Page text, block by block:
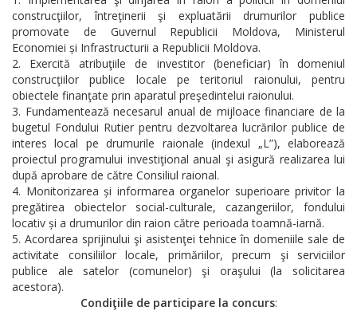
construcţiilor, întreţinerii şi expluatării drumurilor publice
promovate de Guvernul Republicii Moldova, Ministerul
Economiei și Infrastructurii a Republicii Moldova.
Exercită atribuţiile de investitor (beneficiar) în domeniul
construcţiilor publice locale pe teritoriul raionului, pentru
obiectele finanţate prin aparatul preşedintelui raionului.
Fundamentează necesarul anual de mijloace financiare de la
bugetul Fondului Rutier pentru dezvoltarea lucrărilor publice de
interes local pe drumurile raionale (indexul „L”), elaborează
proiectul programului investiţional anual şi asigură realizarea lui
după aprobare de către Consiliul raional.
Monitorizarea și informarea organelor superioare privitor la
pregătirea obiectelor social-culturale, cazangeriilor, fondului
locativ și a drumurilor din raion către perioada toamnă-iarnă.
Acordarea sprijinului şi asistenţei tehnice în domeniile sale de
activitate consiliilor locale, primăriilor, precum şi serviciilor
publice ale satelor (comunelor) şi oraşului (la solicitarea
acestora).
Condiţiile de participare la concurs: